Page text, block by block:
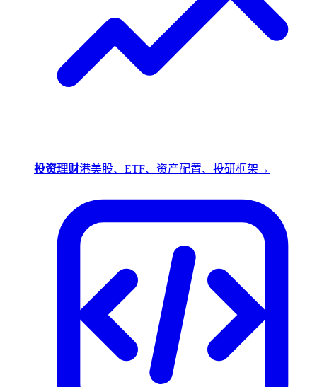
投资理财港美股、ETF、资产配置、投研框架 →